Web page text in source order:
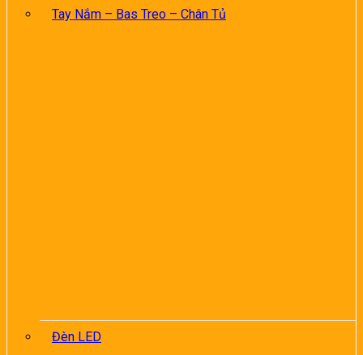
Tay Nắm – Bas Treo – Chân Tủ
Đèn LED